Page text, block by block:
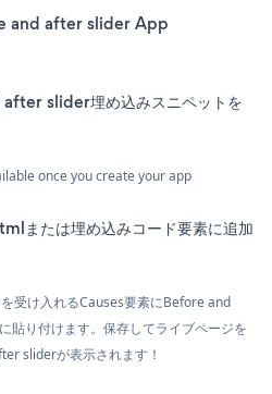
and after slider App
slider埋め込みスニペットを
once you create your app
または埋め込みコード要素に追加
受け入れるCauses要素にBefore and
貼り付けます。保存してライブページを
sliderが表示されます！